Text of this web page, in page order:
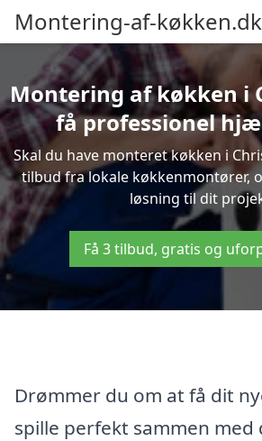
Montering-af-køkken.dk
Montering af køkken i
få professionel
Skal du have monteret køkken i
tilbud fra lokale køkkenmontører,
løsning til dit
Få 3 tilbud, gratis og
Drømmer du om at få dit
spille perfekt sammen med